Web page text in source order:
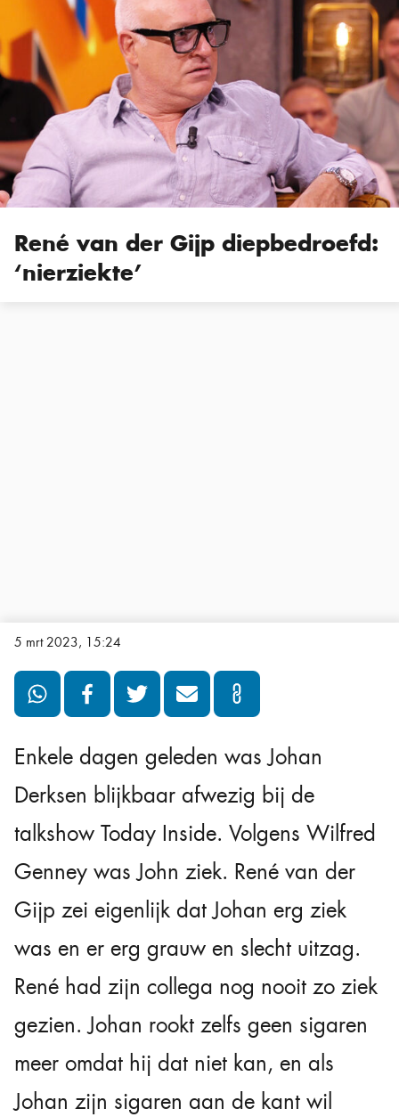
René van der Gijp diepbedroefd:
‘nierziekte’
5 mrt 2023, 15:24
Enkele dagen geleden was Johan
Derksen blijkbaar afwezig bij de
talkshow Today Inside. Volgens Wilfred
Genney was John ziek. René van der
Gijp zei eigenlijk dat Johan erg ziek
was en er erg grauw en slecht uitzag.
René had zijn collega nog nooit zo ziek
gezien. Johan rookt zelfs geen sigaren
meer omdat hij dat niet kan, en als
Johan zijn sigaren aan de kant wil